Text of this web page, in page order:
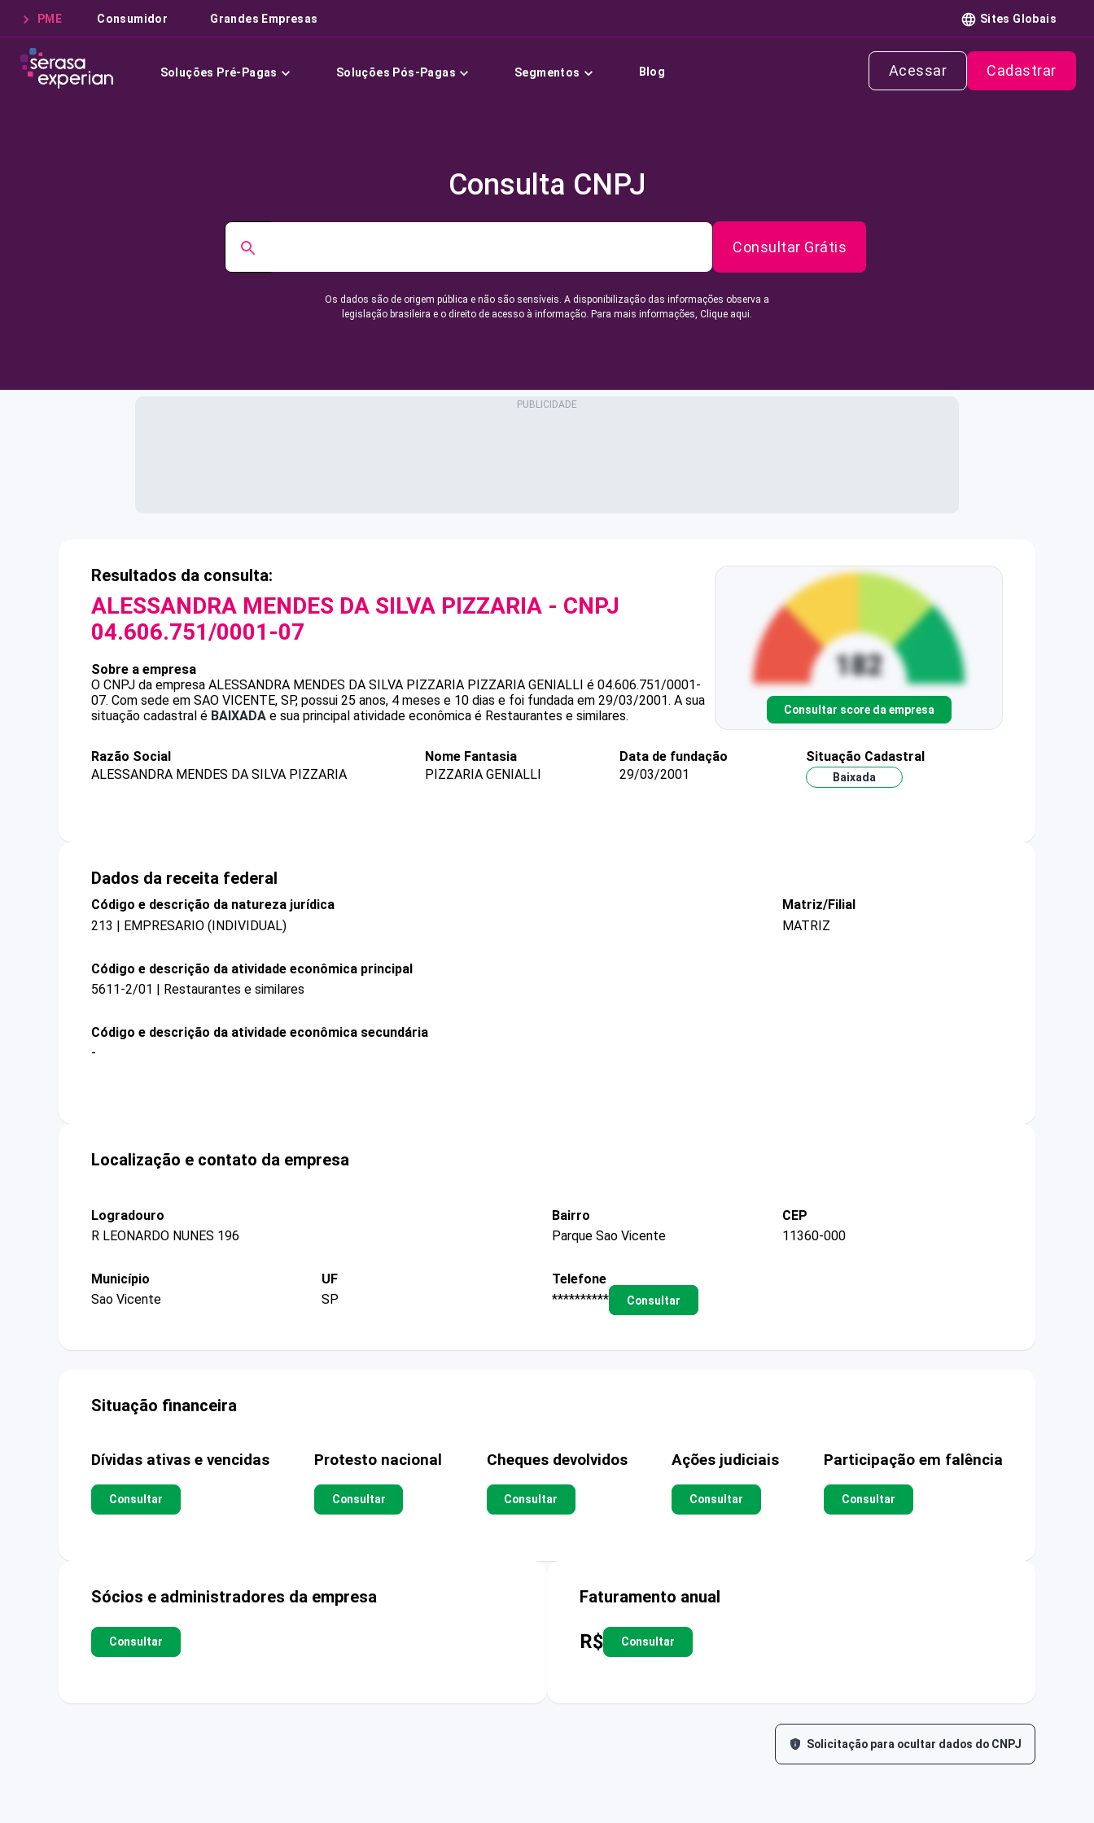
PME Consumidor Grandes Empresas Sites Globais
Soluções Pré-Pagas Soluções Pós-Pagas Segmentos Blog Acessar Cadastrar
Consulta CNPJ
Consultar Grátis
Os dados são de origem pública e não são sensíveis. A disponibilização das informações observa a
legislação brasileira e o direito de acesso à informação. Para mais informações, Clique aqui.
Resultados da consulta:
ALESSANDRA MENDES DA SILVA PIZZARIA - CNPJ
04.606.751/0001-07
Sobre a empresa
O CNPJ da empresa ALESSANDRA MENDES DA SILVA PIZZARIA PIZZARIA GENIALLI é 04.606.751/0001-
07. Com sede em SAO VICENTE, SP, possui 25 anos, 4 meses e 10 dias e foi fundada em 29/03/2001. A sua
situação cadastral é BAIXADA e sua principal atividade econômica é Restaurantes e similares. Consultar score da empresa
Razão Social
ALESSANDRA MENDES DA SILVA PIZZARIA
Nome Fantasia
PIZZARIA GENIALLI
Data de fundação
29/03/2001
Situação Cadastral
Baixada
Dados da receita federal
Código e descrição da natureza jurídica
213 | EMPRESARIO (INDIVIDUAL)
Matriz/Filial
MATRIZ
Código e descrição da atividade econômica principal
5611-2/01 | Restaurantes e similares
Código e descrição da atividade econômica secundária
-
Localização e contato da empresa
Logradouro
R LEONARDO NUNES 196
Bairro
Parque Sao Vicente
CEP
11360-000
Município
Sao Vicente
UF
SP
Telefone
**********
Consultar
Situação financeira
Dívidas ativas e vencidas
Consultar
Protesto nacional
Consultar
Cheques devolvidos
Consultar
Ações judiciais
Consultar
Participação em falência
Consultar
Sócios e administradores da empresa
Consultar
Faturamento anual
R$ Consultar
Solicitação para ocultar dados do CNPJ